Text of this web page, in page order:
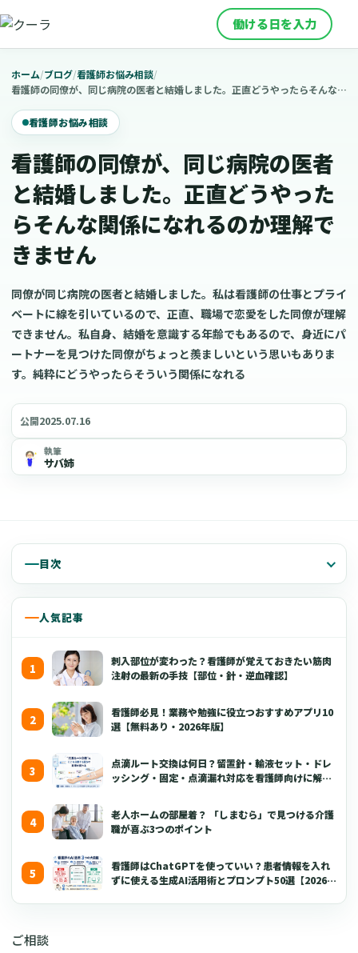
働ける日を入力
ホーム/ブログ/看護師お悩み相談/
看護師の同僚が、同じ病院の医者と結婚しました。正直どうやったらそんな関係になれるのか理解できません
看護師お悩み相談
看護師の同僚が、同じ病院の医者
と結婚しました。正直どうやった
らそんな関係になれるのか理解で
きません
同僚が同じ病院の医者と結婚しました。私は看護師の仕事とプライ
ベートに線を引いているので、正直、職場で恋愛をした同僚が理解
できません。私自身、結婚を意識する年齢でもあるので、身近にパ
ートナーを見つけた同僚がちょっと羨ましいという思いもありま
す。純粋にどうやったらそういう関係になれる
公開2025.07.16
執筆
サバ姉
目次
人気記事
刺入部位が変わった？看護師が覚えておきたい筋肉
注射の最新の手技【部位・針・逆血確認】
看護師必見！業務や勉強に役立つおすすめアプリ10
選【無料あり・2026年版】
点滴ルート交換は何日？留置針・輸液セット・ドレ
ッシング・固定・点滴漏れ対応を看護師向けに解説
老人ホームの部屋着？ 「しまむら」で見つける介護
職が喜ぶ3つのポイント
看護師はChatGPTを使っていい？患者情報を入れ
ずに使える生成AI活用術とプロンプト50選【2026年
ご相談